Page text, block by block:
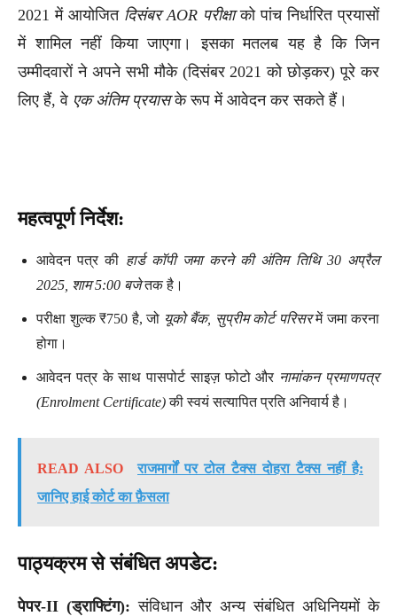
2021 में आयोजित दिसंबर AOR परीक्षाको पांच निर्धारित प्रयासों
में शामिल नहीं किया जाएगा। इसका मतलब यह है कि जिन
उम्मीदवारों ने अपने सभी मौके (दिसंबर 2021 को छोड़कर) पूरे कर
लिए हैं, वे एक अंतिम प्रयासके रूप में आवेदन कर सकते हैं।
महत्वपूर्ण निर्देश:
आवेदन पत्र की हार्ड कॉपी जमा करने की अंतिम तिथि 30 अप्रैल
2025, शाम 5:00 बजेतक है।
परीक्षा शुल्क ₹750 है, जो यूको बैंक, सुप्रीम कोर्ट परिसरमें जमा करना
होगा।
आवेदन पत्र के साथ पासपोर्ट साइज़ फोटो और नामांकन प्रमाणपत्र
(Enrolment Certificate)की स्वयं सत्यापित प्रति अनिवार्य है।
READ ALSO
राजमार्गों पर टोल टैक्स दोहरा टैक्स नहीं है:
जानिए हाई कोर्ट का फ़ैसला
पाठ्यक्रम से संबंधित अपडेट:
पेपर-II (ड्राफ्टिंग): संविधान और अन्य संबंधित अधिनियमों के